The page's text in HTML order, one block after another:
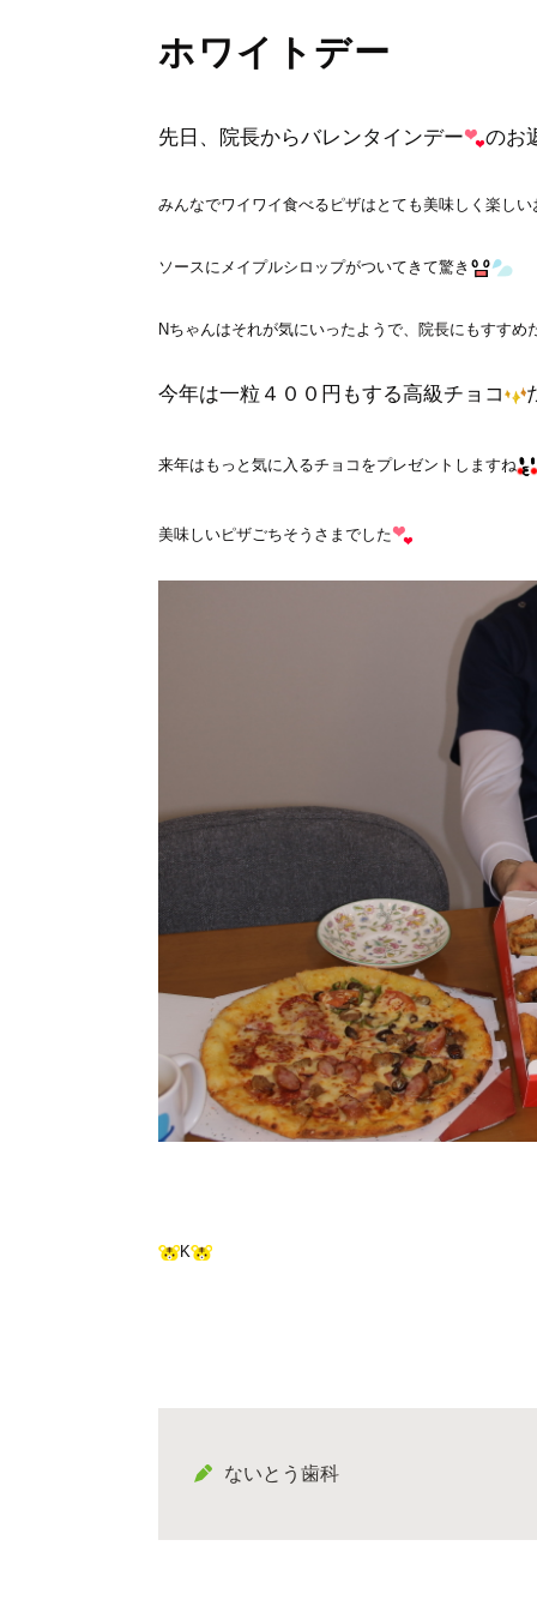
ホワイトデー
先日、院長からバレンタインデー のお
みんなでワイワイ食べるピザはとても美味しく楽し
ソースにメイプルシロップがついてきて驚き
Nちゃんはそれが気にいったようで、院長にもすすめ
今年は一粒４００円もする高級チョコ
来年はもっと気に入るチョコをプレゼントしますね
美味しいピザごちそうさまでした
K
ないとう歯科